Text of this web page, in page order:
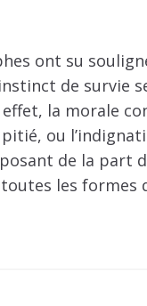
ont su
de
la morale
ou
de la part
les formes